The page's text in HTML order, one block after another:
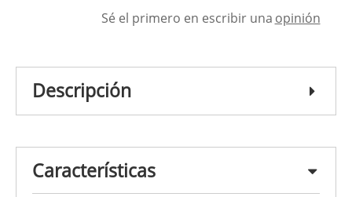
Sé el primero en escribir una opinión
Descripción
Características